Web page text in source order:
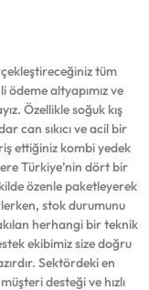
tüm
altyapımız ve
Özellikle soğuk kış
can sıkıcı ve acil bir
ettiğiniz kombi yedek
Türkiye’nin dört bir
özenle paketleyerek
stok durumunu
herhangi bir teknik
ekibimiz size doğru
Sektördeki en
desteği ve hızlı